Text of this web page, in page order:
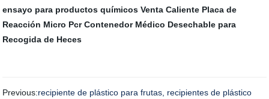
ensayo para productos químicos Venta Caliente Placa de
Reacción Micro Pcr Contenedor Médico Desechable para
Recogida de Heces
Previous:recipiente de plástico para frutas, recipientes de plástico